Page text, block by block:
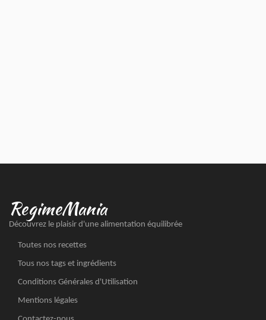
RegimeMania
Découvrez le plaisir d'une alimentation équilibrée
Toutes nos recettes
Tous nos tags et ingrédients
Conditions Générales d'Utilisation
Mentions légales